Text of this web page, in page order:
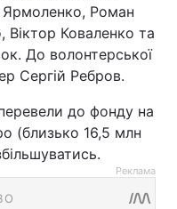
Ярмоленко, Роман
Віктор Коваленко та
До волонтерської
Сергій Ребров.
до фонду на
(близько 16,5 млн
Реклама